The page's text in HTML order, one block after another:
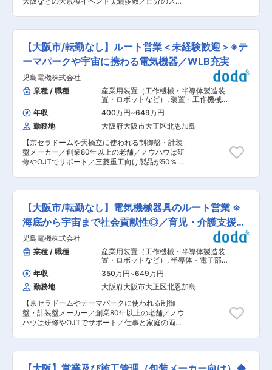
ンニュートラルの実現と持続可能な未来を支えて
います 「耐火・耐熱金物」 鉄鋼や石油化学設備
金属部品。 「リテーナ」 セメント工場やごみ焼
却施設の排ガス設備で、ろ過フィルターを支える
部品。 変更の範囲：会社の定める業務
ポートします。数年かけて1人前の営業としてご
活躍いただくことを期待しています。 ■業務内容
（既存顧客営業8割：新規2割） └豊田通商（トヨ
タGの総合商社）、日立建機、安川電機、アイダ
エンジニアリングなど □なにを 様々な製品のラ
インナップがありますが、業界や製品ごとに分担
せず、幅広く担当いただく想定です。 └油圧機
器：工事現場のショベルカーやクレーン、農作業
に使用するトラクターなど、油にかけた圧力を利
用して様々な仕事をする機器です。 └産業機械：
電気自動車用のバッテリーや車/エレベーターのブ
レーキなど、さまざまな産業で使用される機械や
装置です。 □どのように 決まった製品の物売り
ではなく、顧客の課題に応じて技術的な側面から
提案型の営業を行います。 └顧客および仕入先と
ンテナンス、クレーム対応など技術面の対応
イベント空間を提供している当社にて、案件受注
までの営業と受注後のプロジェクトマネジメント
をお任せいたします。 ≪具体的には≫ ▼既存の
お客様からのリピート・依頼に基づいた受注・営
業活動 ▼お客様との打ち合わせ・図面に基づいた
見積作成・最終確認 ▼空間づくりに向けて社内外
の関係者への発注・声掛け ▼施工現場のマネジメ
ント・発注者への対応 ※工期：平均1週間 ※1人当
たり、月10件ほど調整しながら担当いただきま
す。 ■担当する案件： インテックス大阪や東京
ビッグサイトで開かれるイベント、グランフロン
ト大阪や阪急百貨店で企業が行うプロモーショ
ン、その他商業施設や大手企業のショールーム・
オフィス等の施工を手掛けます。 ■教育体制：
実績豊富な先輩社員の丁寧なOJTに加えて、会社
負担での講習も受けていただきます。奨励金の支
す。図面やその他必要な知識もキャッチアップ可
能ですので、ご安心ください！ ■働き方： ・年
休120日 ・土日祝休み（休日出勤が発生した際は
振替休日を取得できます） ・出張：月1回（主に
東京・名古屋）［出張手当あり］ ・夜勤：月1回
・フレックスタイム制度 ・社内の声を取り入れた
働き方改革推進中 └年間休日の5日増、負担軽減
のために業務分担を見直し等 ■当社について：
東証グロース上場「株式会社博展」のグループ会
社です。幅広いの領域で空間装飾を提供する強み
とし、自社工場保有・豊富な実績のもとで他にな
い商品を社内で連携して製造・お客様にお届けし
ています。また、オモシロイを実現するため、職
められるのも強みです。 変更の範囲：会社の定め
る業務
【大阪市/転勤なし】ルート営業＜未経験歓迎＞※テ
ーマパークや宇宙に携わる電気機器／WLB充実
児島電機株式会社
業種 / 職種
産業用装置（工作機械・半導体製造装
置・ロボットなど） , 装置・工作機械・
産業機械営業（国内） 精密機械・計測
機器・分析機器・光学製品営業（国
内）
年収 400万円~649万円
勤務地
大阪府大阪市大正区北恩加島
【京セラドームや天橋立に使われる制御盤・計装
盤メーカー／創業80年以上の老舗／ノウハウは研
修やOJTでサポート／三菱重工向け製品が50％】
気機械器具を設計/製作/販売する当社にて、既存
のお客様を中心に法人営業をお任せします。この
世に公表されていないモノにも当社製品は使用さ
れています ■具体的には： ◇1人5社〜10社ほど
を担当し、定期的に訪問を実施。新たな開発ニー
ズのキャッチ、製造手配、アフターフォローを行
います。 ◇ハンドルの大きさや各種レバーのボタ
ン配置がどうであれば使いやすいか？といったの
聞き取りがメインなので、特に電気の知見がなく
てもチャレンジできます。 ◇月1回程度（2〜3
泊）の出張があります ◇残業は多くて1日1〜2時
間程度のため、遅くても19時には帰宅できます。
業務量により定時退社も可能です。 ※発電所や遊
園地の裏側へ入れることも！ 【製品について】
『球場の客先稼働装置・ピッチャーマウンド上下
稼働装置』『可動橋の制御装置』『有人海底探査
活用される製品を扱います。 ■入社後について：
【大阪市/転勤なし】電気機械器具のルート営業 ※
海底から宇宙まで社会貢献性◎／育児・介護支援充
実
児島電機株式会社
業種 / 職種
産業用装置（工作機械・半導体製造装
置・ロボットなど） , 半導体・電子部
品・エレクトロニクス製品営業（国
内） 装置・工作機械・産業機械営業
（国内）
年収 350万円~649万円
勤務地
大阪府大阪市大正区北恩加島
【京セラドームやテーマパークに使われる制御
盤・計装盤メーカー／創業80年以上の老舗／ノウ
ハウは研修やOJTでサポート／仕事と家庭の両立
計装盤等の電気機械器具を設計/製作/販売する当
社にて、既存のお客様を中心に法人営業をお任せ